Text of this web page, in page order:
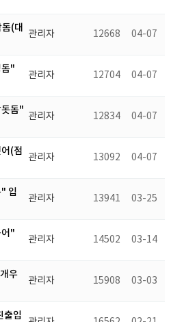
(대
관리자 12668 04-07
"
관리자 12704 04-07
돔"
관리자 12834 04-07
(점
관리자 13092 04-07
입
관리자 13941 03-25
"
관리자 14502 03-14
우
관리자 15908 03-03
출입